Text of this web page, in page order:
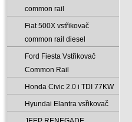
common rail
Fiat 500X vstřikovač
common rail diesel
Ford Fiesta Vstřikovač
Common Rail
Honda Civic 2.0 i TDI 77KW
Hyundai Elantra vsřikovač